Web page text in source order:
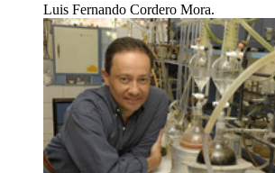
Luis Fernando Cordero Mora.